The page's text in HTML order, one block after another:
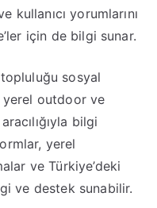
kullanıcı yorumlarını
için de bilgi sunar.
sosyal
yerel outdoor ve
bilgi
yerel
ve Türkiye’deki
ve destek sunabilir.